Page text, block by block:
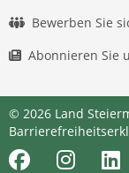
Bewerben Sie
Abonnieren Sie
© 2026 Land
FacebookInstagram